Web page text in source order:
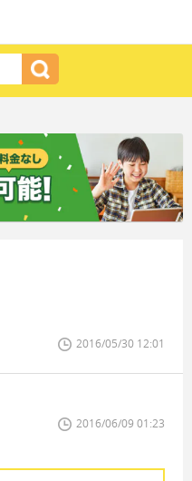
2016/05/30 12:01
2016/06/09 01:23